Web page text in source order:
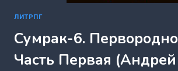
ЛИТРПГ
Сумрак-6.
Часть Первая (Андрей